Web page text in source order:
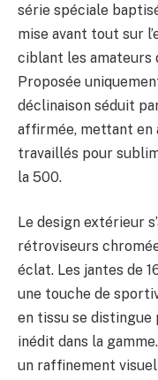
série spéciale
mise avant tout sur
ciblant les amateurs
Proposée
déclinaison séduit
affirmée, mettant en
travaillés pour
la 500.
Le design extérieur
rétroviseurs
éclat. Les jantes de
une touche de
en tissu se distingue
inédit dans la
un raffinement